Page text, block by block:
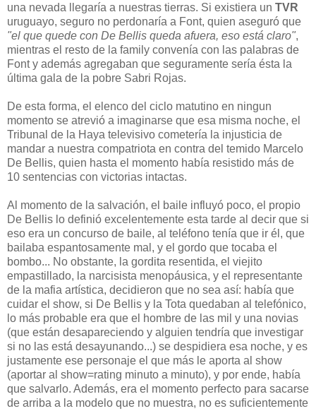
una nevada llegaría a nuestras tierras. Si existiera un TVR
uruguayo, seguro no perdonaría a Font, quien aseguró que
"el que quede con De Bellis queda afuera, eso está claro",
mientras el resto de la family convenía con las palabras de
Font y además agregaban que seguramente sería ésta la
última gala de la pobre Sabri Rojas.
De esta forma, el elenco del ciclo matutino en ningun
momento se atrevió a imaginarse que esa misma noche, el
Tribunal de la Haya televisivo cometería la injusticia de
mandar a nuestra compatriota en contra del temido Marcelo
De Bellis, quien hasta el momento había resistido más de
10 sentencias con victorias intactas.
Al momento de la salvación, el baile influyó poco, el propio
De Bellis lo definió excelentemente esta tarde al decir que si
eso era un concurso de baile, al teléfono tenía que ir él, que
bailaba espantosamente mal, y el gordo que tocaba el
bombo... No obstante, la gordita resentida, el viejito
empastillado, la narcisista menopáusica, y el representante
de la mafia artística, decidieron que no sea así: había que
cuidar el show, si De Bellis y la Tota quedaban al telefónico,
lo más probable era que el hombre de las mil y una novias
(que están desapareciendo y alguien tendría que investigar
si no las está desayunando...) se despidiera esa noche, y es
justamente ese personaje el que más le aporta al show
(aportar al show=rating minuto a minuto), y por ende, había
que salvarlo. Además, era el momento perfecto para sacarse
de arriba a la modelo que no muestra, no es suficientemente